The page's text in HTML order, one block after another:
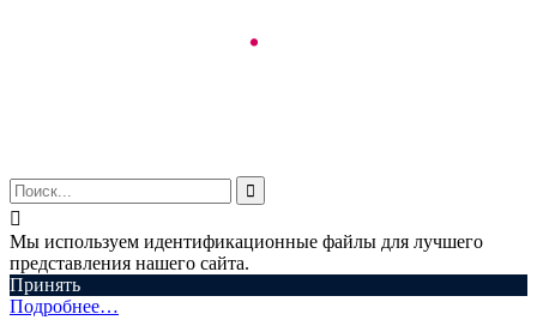


Мы используем идентификационные файлы для лучшего
представления нашего сайта.
Принять
Подробнее…